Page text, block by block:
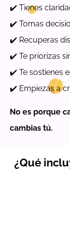
✔️ Tienes
✔️ Tomas
✔️ Recuperas
✔️ Te priorizas
✔️ Te sostienes
✔️ Empiezas a
No es porque
cambias tú.
¿Qué